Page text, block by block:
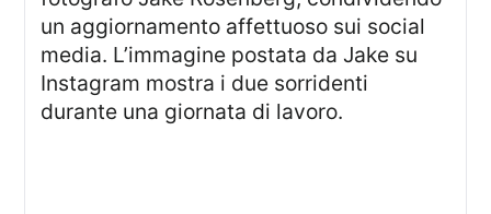
un aggiornamento affettuoso sui social
media. L’immagine postata da Jake su
Instagram mostra i due sorridenti
durante una giornata di lavoro.